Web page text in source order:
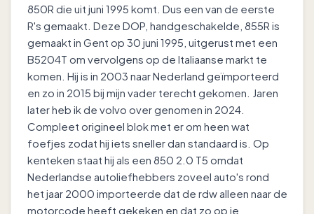
850R die uit juni 1995 komt. Dus een van de eerste
R's gemaakt. Deze DOP, handgeschakelde, 855R is
gemaakt in Gent op 30 juni 1995, uitgerust met een
B5204T om vervolgens op de Italiaanse markt te
komen. Hij is in 2003 naar Nederland geïmporteerd
en zo in 2015 bij mijn vader terecht gekomen. Jaren
later heb ik de volvo over genomen in 2024.
Compleet origineel blok met er om heen wat
foefjes zodat hij iets sneller dan standaard is. Op
kenteken staat hij als een 850 2.0 T5 omdat
Nederlandse autoliefhebbers zoveel auto's rond
het jaar 2000 importeerde dat de rdw alleen naar de
motorcode heeft gekeken en dat zo op je